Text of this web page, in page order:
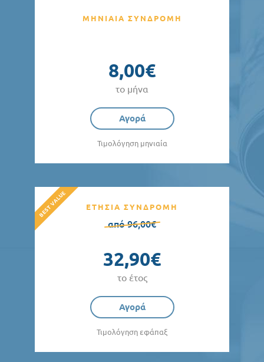
ΜΗΝΙΑΙΑ ΣΥΝΔΡΟΜΗ
8,00€
το μήνα
Αγορά
Τιμολόγηση μηνιαία
ΕΤΗΣΙΑ ΣΥΝΔΡΟΜΗ
από 96,00€
32,90€
το έτος
Αγορά
Τιμολόγηση εφάπαξ